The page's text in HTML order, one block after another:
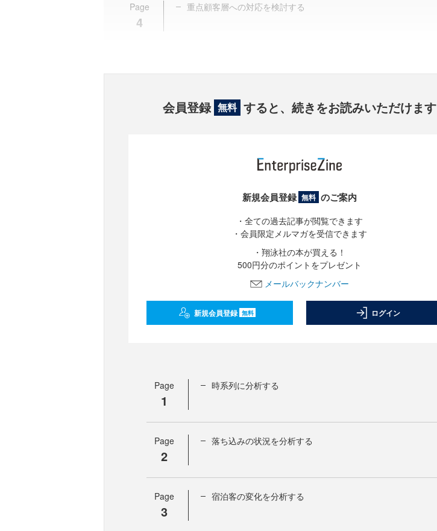
Page
4
重点顧客層への対応を検討する
会員登録 無料 すると、続きをお読みいただけます
新規会員登録 無料 のご案内
・全ての過去記事が閲覧できます
・会員限定メルマガを受信できます
・翔泳社の本が買える！
500円分のポイントをプレゼント
メールバックナンバー
新規会員登録 無料 ログイン
Page
1
時系列に分析する
Page
2
落ち込みの状況を分析する
Page
3
宿泊客の変化を分析する